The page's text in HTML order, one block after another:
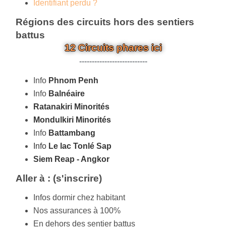
Identifiant perdu ?
Régions des circuits hors des sentiers
battus
12 Circuits phares ici
---------------------------
Info Phnom Penh
Info Balnéaire
Ratanakiri Minorités
Mondulkiri Minorités
Info Battambang
Info Le lac Tonlé Sap
Siem Reap - Angkor
Aller à : (s'inscrire)
Infos dormir chez habitant
Nos assurances à 100%
En dehors des sentier battus